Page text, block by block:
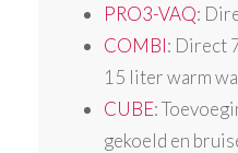
PRO3-VAQ:
COMBI: Direct
15 liter warm
CUBE:
gekoeld en